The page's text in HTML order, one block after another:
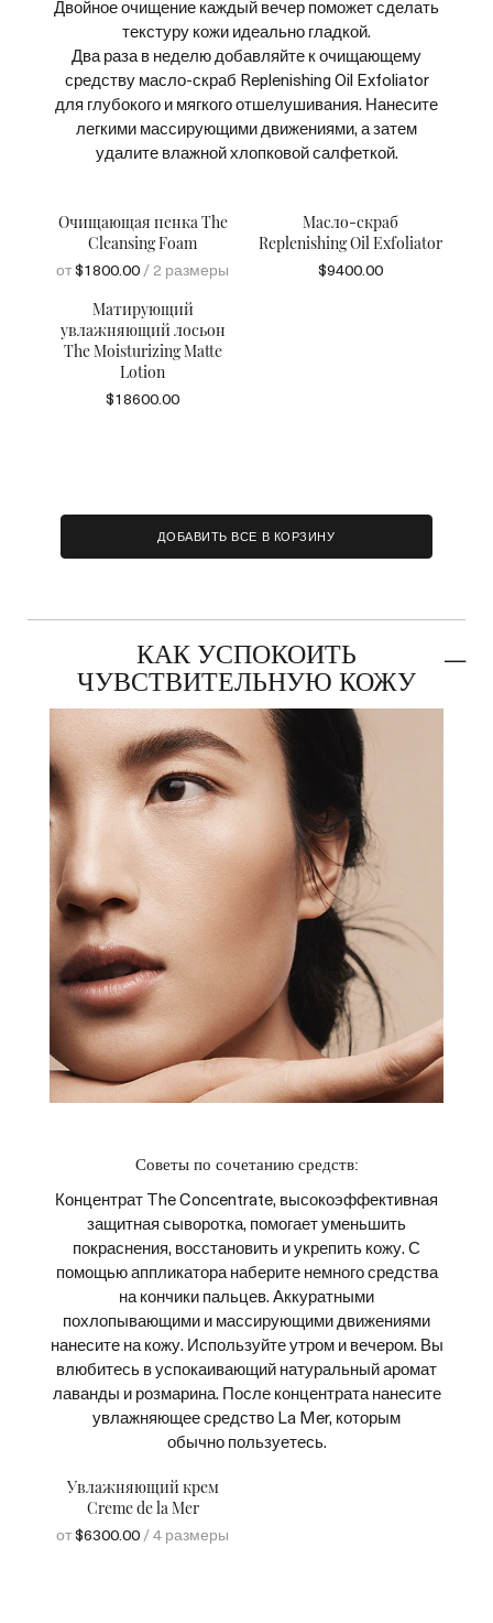
Двойное очищение каждый вечер поможет сделать
текстуру кожи идеально гладкой.
Два раза в неделю добавляйте к очищающему
средству масло-скраб Replenishing Oil Exfoliator
для глубокого и мягкого отшелушивания. Нанесите
легкими массирующими движениями, а затем
удалите влажной хлопковой салфеткой.
Очищающая пенка The
Cleansing Foam
от$1800.00/ 2 размеры
Масло-скраб
Replenishing Oil Exfoliator
$9400.00
Матирующий
увлажняющий лосьон
The Moisturizing Matte
Lotion
$18600.00
ДОБАВИТЬ ВСЕ В КОРЗИНУ
КАК УСПОКОИТЬ
ЧУВСТВИТЕЛЬНУЮ КОЖУ
Советы по сочетанию средств:
Концентрат The Concentrate, высокоэффективная
защитная сыворотка, помогает уменьшить
покраснения, восстановить и укрепить кожу. С
помощью аппликатора наберите немного средства
на кончики пальцев. Аккуратными
похлопывающими и массирующими движениями
нанесите на кожу. Используйте утром и вечером. Вы
влюбитесь в успокаивающий натуральный аромат
лаванды и розмарина. После концентрата нанесите
увлажняющее средство La Mer, которым
обычно пользуетесь.
Увлажняющий крем
Creme de la Mer
от$6300.00/ 4 размеры